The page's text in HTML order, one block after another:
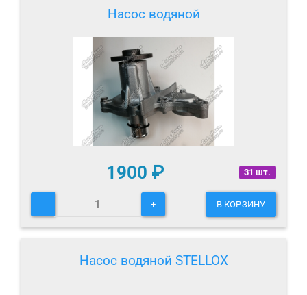
Насос водяной
31 шт.
1900 ₽
- + В КОРЗИНУ
Насос водяной STELLOX